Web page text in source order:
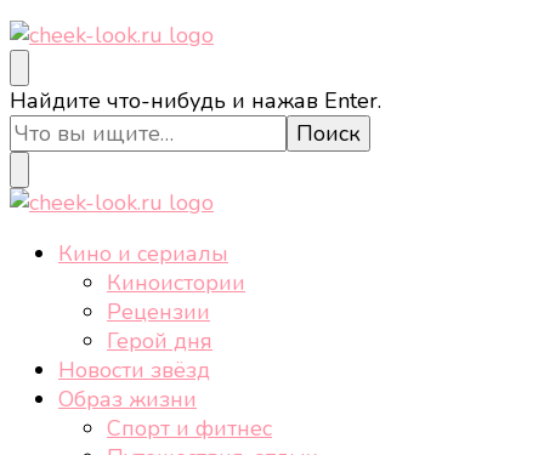
cheek-look.ru
Женский сайт о звездах и кино, а также трендах,
здоровом образе жизни, спорте, стиле, отдыхе и
еде.
Ищите
что-
то?
Найдите что-нибудь и нажав Enter.
cheek-look.ru
Женский сайт о звездах и кино, а также трендах,
здоровом образе жизни, спорте, стиле, отдыхе и
Кино и сериалы
Киноистории
Рецензии
Герой дня
Новости звёзд
Образ жизни
Спорт и фитнес